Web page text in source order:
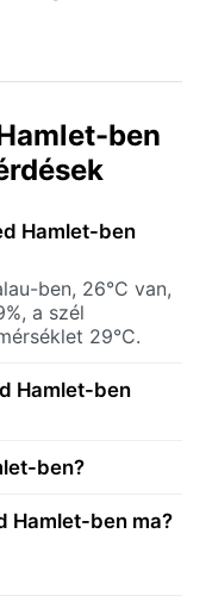
ben
Hamlet-ben
ben, 26°C van,
a szél
29°C.
Hamlet-ben
ben?
Hamlet-ben ma?